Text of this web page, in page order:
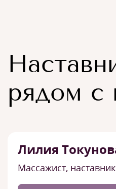
рядом с
Лилия
Массажист, наставник